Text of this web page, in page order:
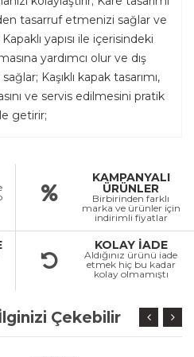
tasarruf etmenizi sağlar ve
yapısı ile içerisindeki
yardımcı olur ve dış
Kaşıklı kapak tasarımı,
ve servis edilmesini pratik
getirir;
KAMPANYALI
ÜRÜNLER
Birbirinden farklı
marka ve ürünler için
indirimli fiyatlar
KOLAY İADE
Aldığınız ürünü iade
etmek hiç bu kadar
kolay olmamıştı
Çekebilir